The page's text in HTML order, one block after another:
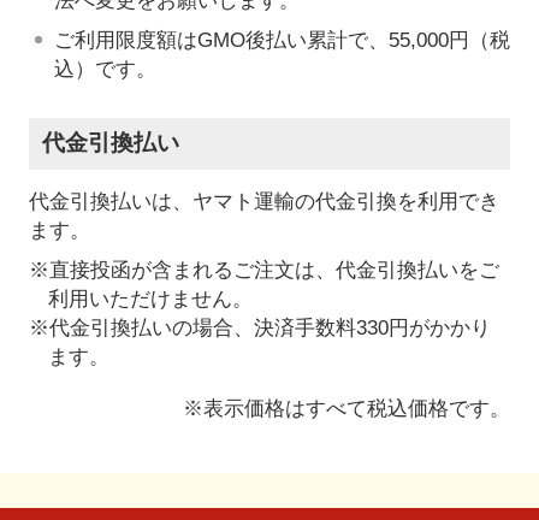
ご利用限度額はGMO後払い累計で、55,000円（税
込）です。
代金引換払い
代金引換払いは、ヤマト運輸の代金引換を利用でき
ます。
※直接投函が含まれるご注文は、代金引換払いをご
利用いただけません。
※代金引換払いの場合、決済手数料330円がかかり
ます。
※表示価格はすべて税込価格です。